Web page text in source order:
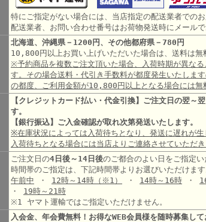
特にご指定がない場合には、当店指定の配送業者でのお
配送業者、お問い合わせ番号はお荷物発送時にメールで
北海道、沖縄県－1200円、その他都府県－780円
10,800円以上お買い上げいただいた場合は、送料は無
※予約商品を複数ご注文頂いた場合、入荷時期が異な
す。その場合送料・代引き手数料が都度発生いたしま
の都度、ご利用金額が10,800円以上となる場合には無
【クレジットカード払い・代金引換】ご注文日の翌～
す。
【銀行振込】ご入金確認が取れ次第発送いたします。
※在庫状況によっては入荷待ちとなり、発送に遅れが生
入荷待ちとなる場合には当店よりご連絡させていただき
ご注文日の4日後～14日後のご都合のよい日をご指定い
時間帯のご指定は、下記時間帯よりお選びいただけます
午前中 ・ 12時～14時 （※1） ・ 14時～16時 ・
・ 19時～21時
※1 ヤマト運輸ではご指定いただけません。
入会金、年会費無料！お得なWEB会員様を随時募集して